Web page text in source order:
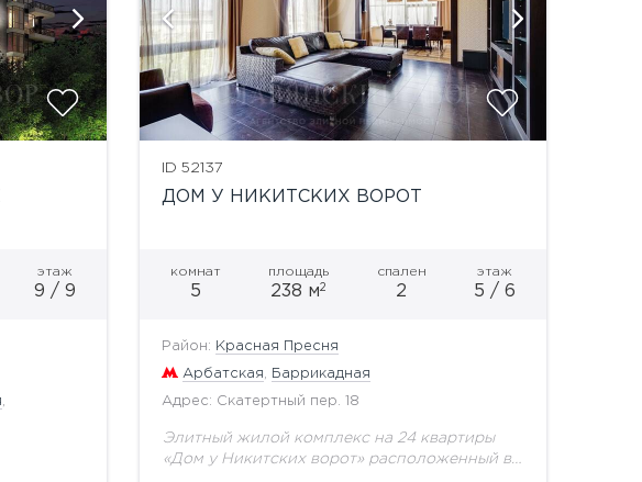
этаж
9 / 9
ID 52137
ДОМ У НИКИТСКИХ ВОРОТ
комнат
5
площадь
238 м2
спален
2
этаж
5 / 6
Район: Красная Пресня
Арбатская Баррикадная
Адрес: Скатертный пер. 18
Элитный жилой комплекс на 24 квартиры
«Дом у Никитских ворот» расположенный в